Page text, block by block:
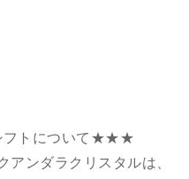
トについて★★★
アンダラクリスタルは、